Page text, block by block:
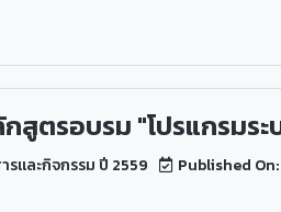
สูตรอบรม "โปรแกรมร
รและกิจกรรม ปี 2559 Published On: